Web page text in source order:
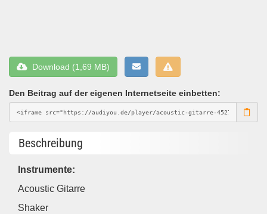
Download (1,69 MB)
Den Beitrag auf der eigenen Internetseite einbetten:
Beschreibung
Instrumente:
Acoustic Gitarre
Shaker